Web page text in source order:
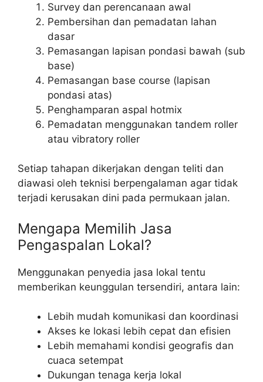
Survey dan perencanaan awal
Pembersihan dan pemadatan lahan
dasar
Pemasangan lapisan pondasi bawah (sub
base)
Pemasangan base course (lapisan
pondasi atas)
Penghamparan aspal hotmix
Pemadatan menggunakan tandem roller
atau vibratory roller
Setiap tahapan dikerjakan dengan teliti dan
diawasi oleh teknisi berpengalaman agar tidak
terjadi kerusakan dini pada permukaan jalan.
Mengapa Memilih Jasa
Pengaspalan Lokal?
Menggunakan penyedia jasa lokal tentu
memberikan keunggulan tersendiri, antara lain:
Lebih mudah komunikasi dan koordinasi
Akses ke lokasi lebih cepat dan efisien
Lebih memahami kondisi geografis dan
cuaca setempat
Dukungan tenaga kerja lokal